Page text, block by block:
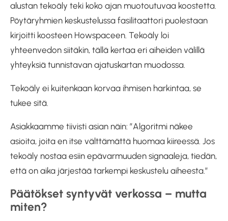
alustan tekoäly teki koko ajan muotoutuvaa koostetta.
Pöytäryhmien keskustelussa fasilitaattori puolestaan
kirjoitti koosteen Howspaceen. Tekoäly loi
yhteenvedon siitäkin, tällä kertaa eri aiheiden välillä
yhteyksiä tunnistavan ajatuskartan muodossa.
Tekoäly ei kuitenkaan korvaa ihmisen harkintaa, se
tukee sitä.
Asiakkaamme tiivisti asian näin: ”Algoritmi näkee
asioita, joita en itse välttämättä huomaa kiireessä. Jos
tekoäly nostaa esiin epävarmuuden signaaleja, tiedän,
että on aika järjestää tarkempi keskustelu aiheesta.”
Päätökset syntyvät verkossa – mutta
miten?